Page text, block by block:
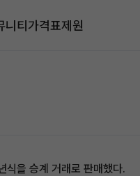
니티가격표제원
을 승계 거래로 판매했다.